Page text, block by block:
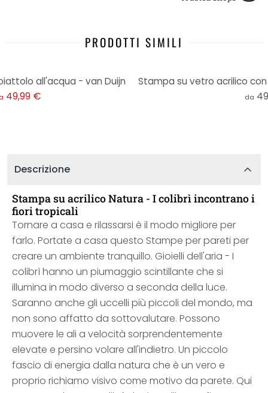
PRODOTTI SIMILI
all'acqua - van Duijn
49,99 €
Stampa su vetro acrilico
da
Descrizione
Stampa su acrilico Natura - I colibrì incontrano i
fiori tropicali
Tornare a casa e rilassarsi è il modo migliore per
farlo. Portate a casa questo Stampe per pareti per
creare un ambiente tranquillo. Gioielli dell'aria - I
colibrì hanno un piumaggio scintillante che si
illumina in modo diverso a seconda della luce.
Saranno anche gli uccelli più piccoli del mondo, ma
non sono affatto da sottovalutare. Possono
muovere le ali a velocità sorprendentemente
elevate e persino volare all'indietro. Un piccolo
fascio di energia dalla natura che è un vero e
proprio richiamo visivo come motivo da parete. Qui